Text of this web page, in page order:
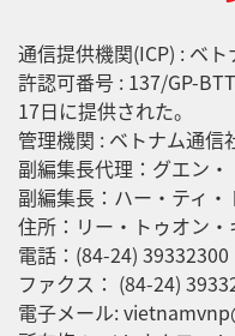
通信提供機関(ICP) : ベ
許認可番号 : 137/GP-
17日に提供された。
管理機関 : ベトナム通信
副編集長代理：グエン
副編集長：ハー・ティ
住所：リー・トゥオン
電話：(84-24) 39332300
ファクス： (84-24)
電子メール: